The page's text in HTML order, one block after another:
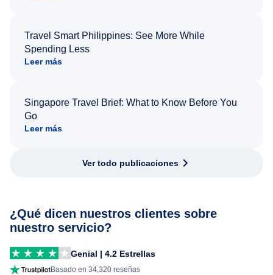
Travel Smart Philippines: See More While
Spending Less
Leer más
Singapore Travel Brief: What to Know Before You
Go
Leer más
Ver todo publicaciones
¿Qué dicen nuestros clientes sobre
nuestro servicio?
Genial | 4.2 Estrellas
Basado en 34,320 reseñas